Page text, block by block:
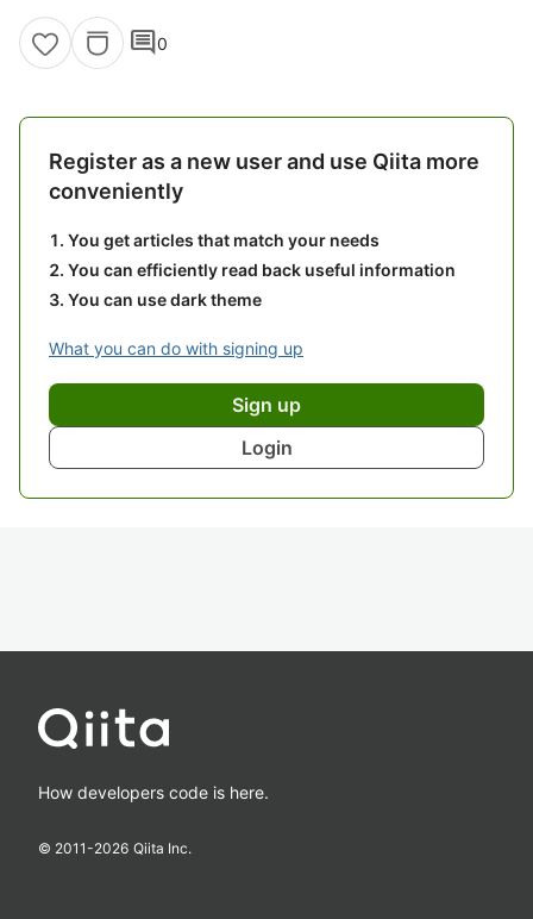
comment0
Register as a new user and use Qiita more
conveniently
You get articles that match your needs
You can efficiently read back useful information
You can use dark theme
What you can do with signing up
Sign up
Login
How developers code is here.
© 2011-2026 Qiita Inc.